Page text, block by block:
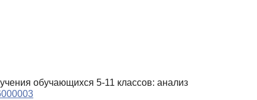
обучающихся 5-11 классов: анализ